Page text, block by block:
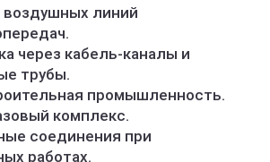
линий
через кабель-каналы и
трубы.
промышленность.
комплекс.
соединения при
работах.